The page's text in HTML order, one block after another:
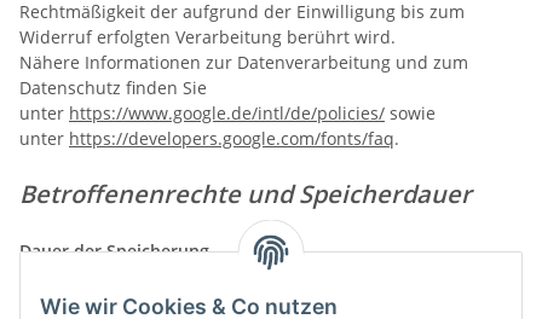
Wie wir Cookies & Co nutzen
Rechtmäßigkeit der aufgrund der Einwilligung bis zum
Widerruf erfolgten Verarbeitung berührt wird.
Nähere Informationen zur Datenverarbeitung und zum
Datenschutz finden Sie
unter https://www.google.de/intl/de/policies/ sowie
unter https://developers.google.com/fonts/faq.
Betroffenenrechte und Speicherdauer
Dauer der Speicherung
Nach vollständiger Vertragsabwicklung werden die Daten
zunächst für die Dauer der Gewährleistungsfrist, danach